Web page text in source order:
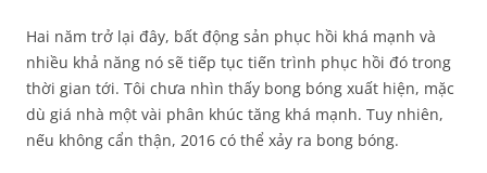
Hai năm trở lại đây, bất động sản phục hồi khá mạnh và
nhiều khả năng nó sẽ tiếp tục tiến trình phục hồi đó trong
thời gian tới. Tôi chưa nhìn thấy bong bóng xuất hiện, mặc
dù giá nhà một vài phân khúc tăng khá mạnh. Tuy nhiên,
nếu không cẩn thận, 2016 có thể xảy ra bong bóng.